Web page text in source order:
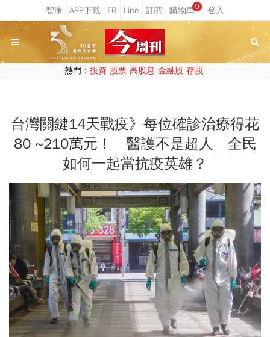
0
熱門： 投資 股票 高股息 金融股 存股
台灣關鍵14天戰疫》每位確診治療得花
80 ~210萬元！ 醫護不是超人 全民
如何一起當抗疫英雄？